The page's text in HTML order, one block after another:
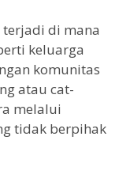
terjadi di mana
keluarga
komunitas
atau cat-
melalui
tidak berpihak